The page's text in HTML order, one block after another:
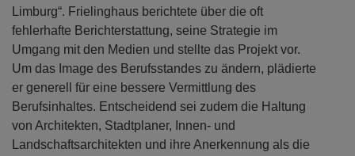
Limburg“. Frielinghaus berichtete über die oft
fehlerhafte Berichterstattung, seine Strategie im
Umgang mit den Medien und stellte das Projekt vor.
Um das Image des Berufsstandes zu ändern, plädierte
er generell für eine bessere Vermittlung des
Berufsinhaltes. Entscheidend sei zudem die Haltung
von Architekten, Stadtplaner, Innen- und
Landschaftsarchitekten und ihre Anerkennung als die